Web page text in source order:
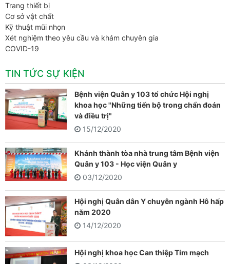
Trang thiết bị
Cơ sở vật chất
Kỹ thuật mũi nhọn
Xét nghiệm theo yêu cầu và khám chuyên gia
COVID-19
TIN TỨC SỰ KIỆN
Bệnh viện Quân y 103 tổ chức Hội nghị
khoa học "Những tiến bộ trong chẩn đoán
và điều trị"
15/12/2020
Khánh thành tòa nhà trung tâm Bệnh viện
Quân y 103 - Học viện Quân y
03/12/2020
Hội nghị Quân dân Y chuyên ngành Hô hấp
năm 2020
14/12/2020
Hội nghị khoa học Can thiệp Tim mạch